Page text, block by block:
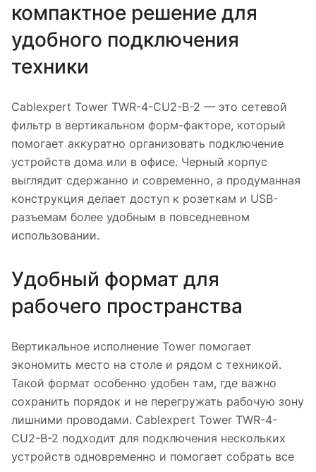
компактное решение для
удобного подключения
техники
Cablexpert Tower TWR-4-CU2-B-2 — это сетевой
фильтр в вертикальном форм-факторе, который
помогает аккуратно организовать подключение
устройств дома или в офисе. Черный корпус
выглядит сдержанно и современно, а продуманная
конструкция делает доступ к розеткам и USB-
разъемам более удобным в повседневном
использовании.
Удобный формат для
рабочего пространства
Вертикальное исполнение Tower помогает
экономить место на столе и рядом с техникой.
Такой формат особенно удобен там, где важно
сохранить порядок и не перегружать рабочую зону
лишними проводами. Cablexpert Tower TWR-4-
CU2-B-2 подходит для подключения нескольких
устройств одновременно и помогает собрать все